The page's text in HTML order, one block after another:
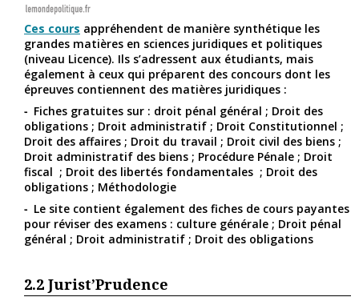
Ces cours appréhendent de manière synthétique les
grandes matières en sciences juridiques et politiques
(niveau Licence). Ils s’adressent aux étudiants, mais
également à ceux qui préparent des concours dont les
épreuves contiennent des matières juridiques :
Fiches gratuites sur : droit pénal général ; Droit des
obligations ; Droit administratif ; Droit Constitutionnel ;
Droit des affaires ; Droit du travail ; Droit civil des biens ;
Droit administratif des biens ; Procédure Pénale ; Droit
fiscal ; Droit des libertés fondamentales ; Droit des
obligations ; Méthodologie
Le site contient également des fiches de cours payantes
pour réviser des examens : culture générale ; Droit pénal
général ; Droit administratif ; Droit des obligations
2.2 Jurist’Prudence